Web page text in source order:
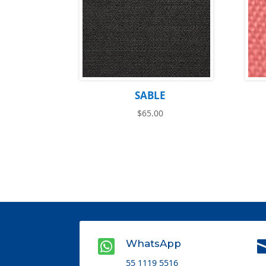
SABLE
$65.00
 WhatsApp
55 1119 5516